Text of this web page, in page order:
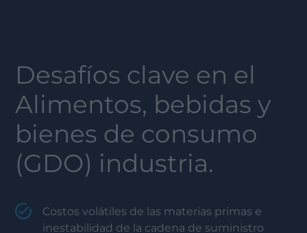
Desafíos clave en el
Alimentos, bebidas y
bienes de consumo
(GDO) industria.
Costos volátiles de las materias primas e
inestabilidad de la cadena de suministro